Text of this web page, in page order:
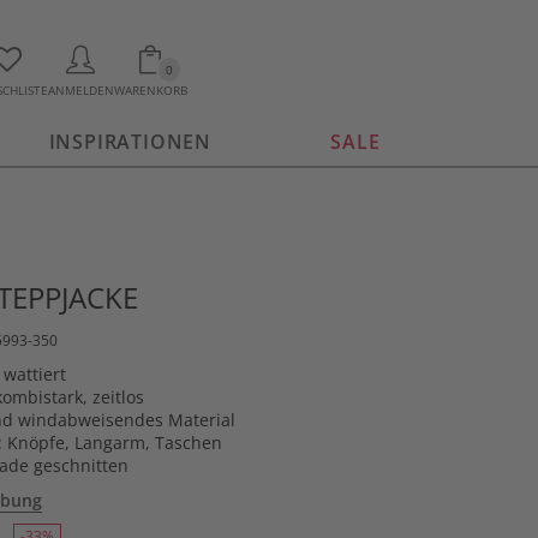
ANMELDEN
0
WARENKORB
INSPIRATIONEN SALE
350
wattiert
zeitlos
windabweisendes Material
Knöpfe, Langarm, Taschen
geschnitten